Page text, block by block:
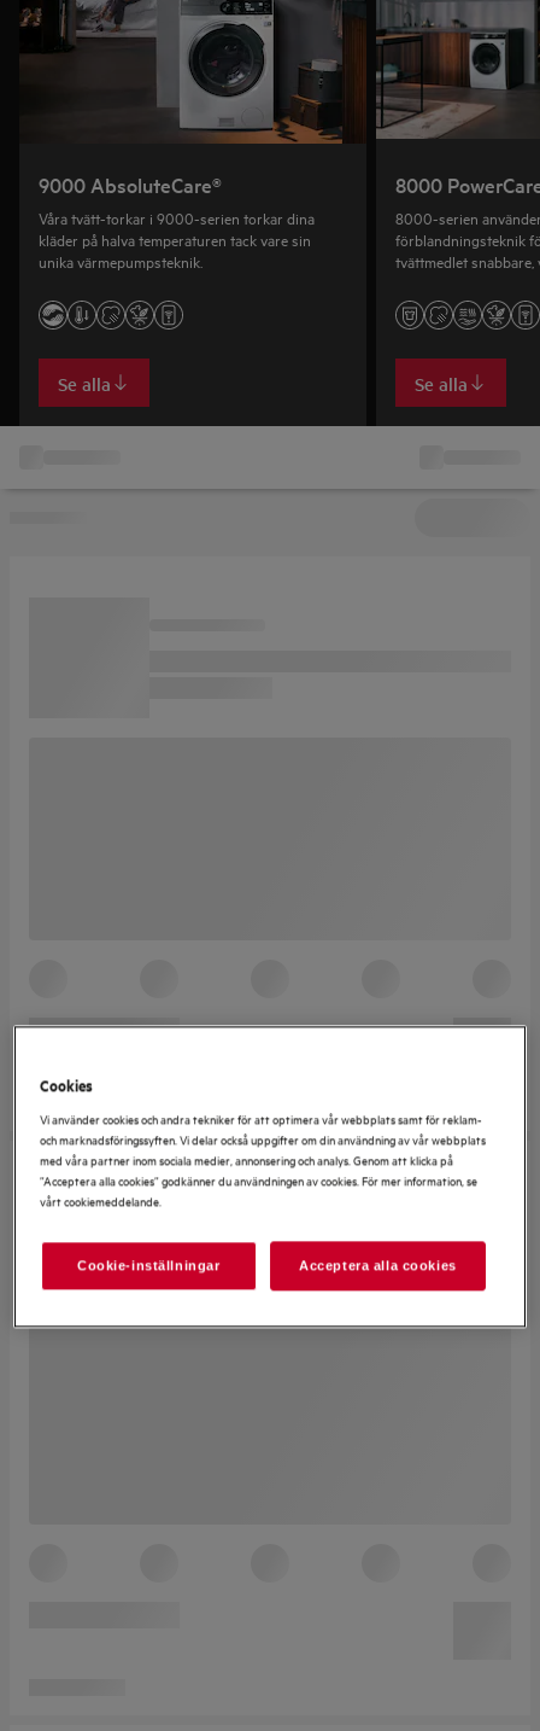
9000 AbsoluteCare®
Våra tvätt-torkar i 9000-serien torkar dina
kläder på halva temperaturen tack vare sin
unika värmepumpsteknik.
Se alla
8000
8000-serien
förblandningsteknik
tvättmedlet
Se alla
Cookies
Vi använder cookies och andra tekniker för att optimera vår webbplats samt för reklam-
och marknadsföringssyften. Vi delar också uppgifter om din användning av vår webbplats
med våra partner inom sociala medier, annonsering och analys. Genom att klicka på
”Acceptera alla cookies” godkänner du användningen av cookies. För mer information, se
vårt cookiemeddelande.
Cookie-inställningar Acceptera alla cookies